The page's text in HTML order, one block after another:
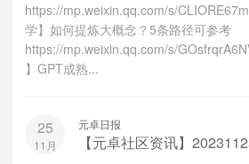
https://mp.weixin.qq.com/s/
学】如何提炼大概念？5条路径可参考
https://mp.weixin.qq.com/s/
】GPT成熟...
25
11月
元卓日报
【元卓社区资讯】